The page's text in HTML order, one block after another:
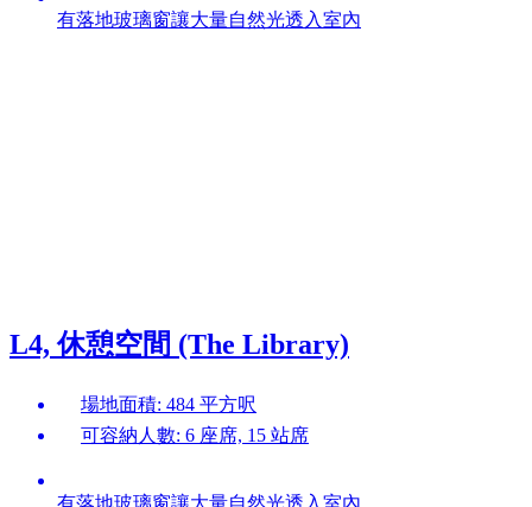
有落地玻璃窗讓大量自然光透入室內
L4, 休憩空間 (The Library)
場地面積: 484 平方呎
可容納人數: 6 座席, 15 站席